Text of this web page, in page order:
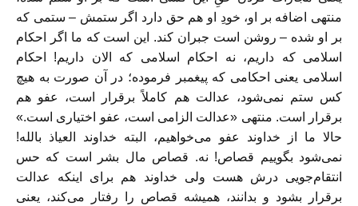
منتهی اضافه بر او، خودِ او هم حق دارد اگر ستمش – ستمی که
بر او شده – روشن است جبران کند. این است که ما اگر احکام
اسلامی که داریم، نه احکام اسلامی که الان داریم! احکام
اسلامی یعنی احکامی که پیغمبر فرموده؛ در آن صورت به هیچ
کس ستم نمی‌شود، عدالت هم کاملاً برقرار است، عفو هم
برقرار است. منتهی «عدالت الزامی است، عفو اختیاری است.»
حالا ما از خداوند عفو می‌خواهیم، البته خداوند العیاذ بالله!
نمی‌شود بگوییم قصاص! نه. قصاص مال بشر است که حس
انتقام‌جویی درش هست ولی خداوند هم برای اینکه عدالت
برقرار بشود و بدانند، همیشه قصاص را رفتار می‌کند، یعنی